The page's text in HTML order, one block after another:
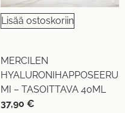
Lisää ostoskoriin
MERCILEN
HYALURONIHAPPOSEERU
MI – TASOITTAVA 40ML
37,90 €